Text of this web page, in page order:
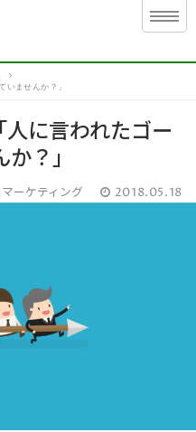
いませんか？」
に言われたゴー
？」
ーケティング 2018.05.18